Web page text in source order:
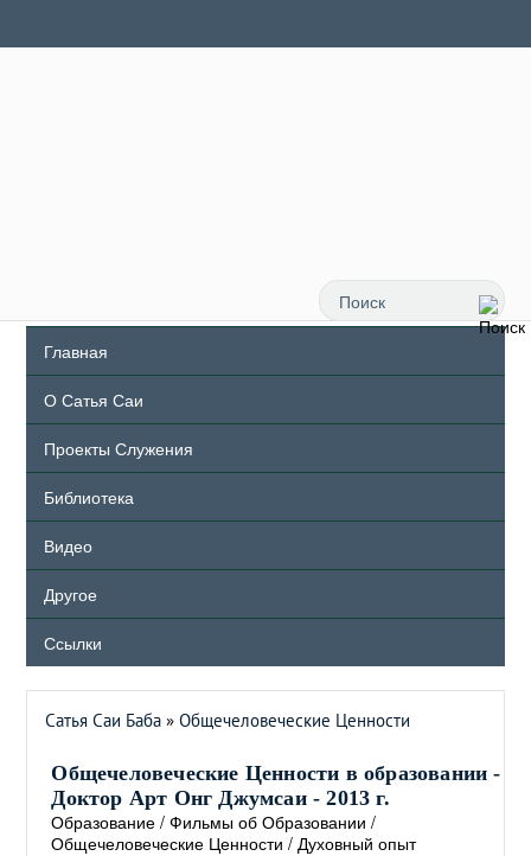
Главная
О Сатья Саи
Проекты Служения
Библиотека
Видео
Другое
Ссылки
Сатья Саи Баба »Общечеловеческие Ценности
Общечеловеческие Ценности в образовании -
Доктор Арт Онг Джумсаи - 2013 г.
Образование /Фильмы об Образовании /
Общечеловеческие Ценности /Духовный опыт